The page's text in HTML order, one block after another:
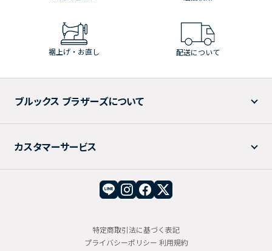
裾上げ・お直し 配送について
ブルックス ブラザーズについて
カスタマーサービス
特定商取引法に基づく表記
プライバシーポリシー 利用規約